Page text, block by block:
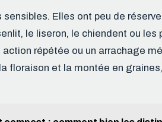
Elles ont peu de
le liseron, le chiendent ou les
répétée ou un arrachage
floraison et la montée en